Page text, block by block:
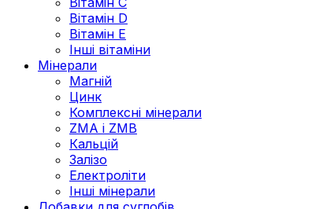
Вітамін D
Вітамін Е
Інші вітаміни
Мінерали
Магній
Цинк
Комплексні мінерали
ZMA і ZMB
Кальцій
Залізо
Електроліти
Інші мінерали